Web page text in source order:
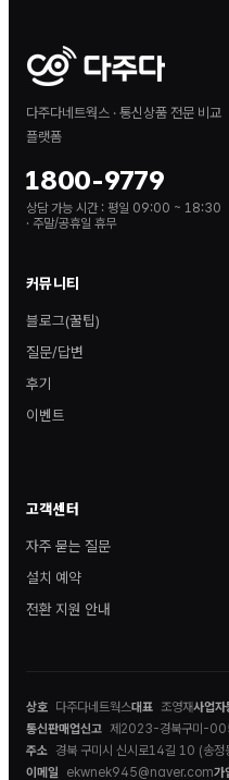
다주다네트웍스 · 통신상품 전문 비교
플랫폼
1800-9779
상담 가능 시간 : 평일 09:00 ~ 18:30
· 주말/공휴일 휴무
커뮤니티
블로그(꿀팁)
질문/답변
후기
이벤트
고객센터
자주 묻는 질문
설치 예약
전환 지원 안내
상호 다주다네트웍스대표 조영재사업자
통신판매업신고 제2023-경북구미-
주소 경북 구미시 신시로14길 10 (송정
이메일
ekwnek945@naver.com가